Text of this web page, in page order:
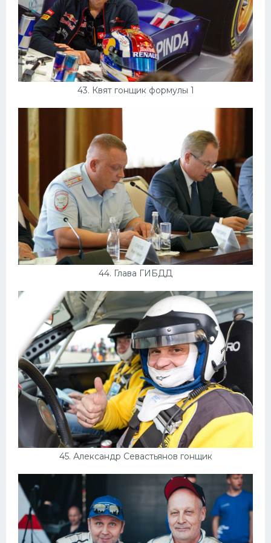
43. Квят гонщик формулы 1
44. Глава ГИБДД
45. Александр Севастьянов гонщик